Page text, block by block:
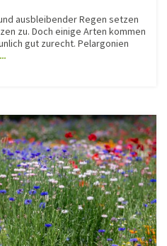
ausbleibender Regen setzen
zu. Doch einige Arten kommen
gut zurecht. Pelargonien